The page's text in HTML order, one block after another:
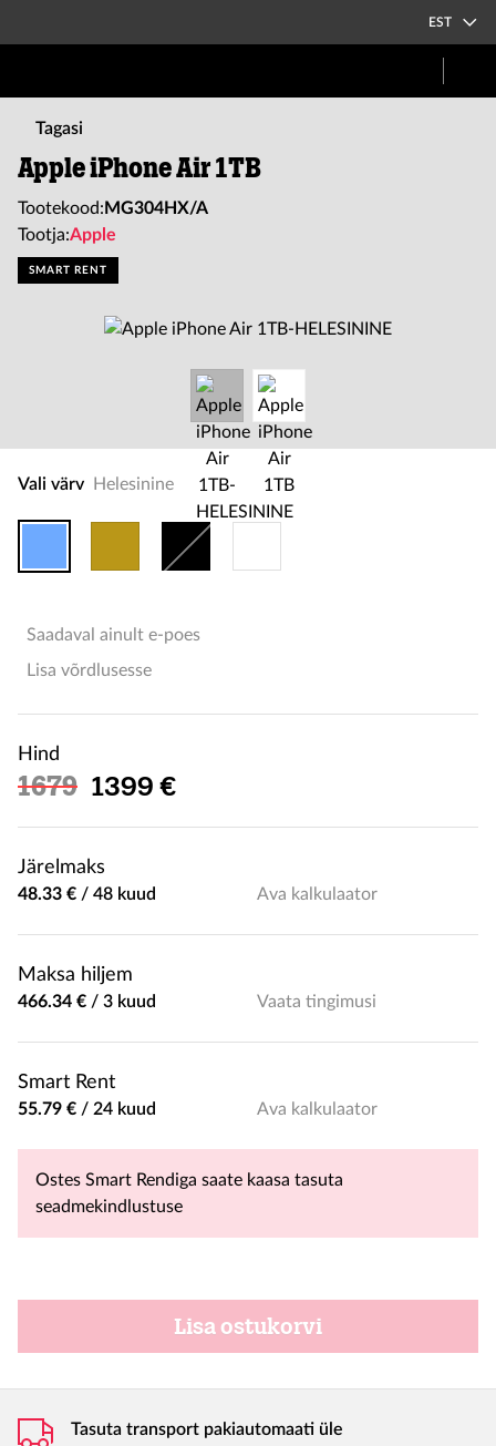
EST
Tagasi
Apple iPhone Air 1TB
Tootekood: MG304HX/A
Tootja:Apple
SMART RENT
Vali värv Helesinine
Saadaval ainult e-poes
Lisa võrdlusesse
Hind
1679 Soodushind
1399 €
Järelmaks
48.33 € / 48 kuud Ava kalkulaator
Maksa hiljem
466.34 € / 3 kuud Vaata tingimusi
Smart Rent
55.79 € / 24 kuud Ava kalkulaator
Ostes Smart Rendiga saate kaasa tasuta
seadmekindlustuse
Lisa ostukorvi
Tasuta transport pakiautomaati üle